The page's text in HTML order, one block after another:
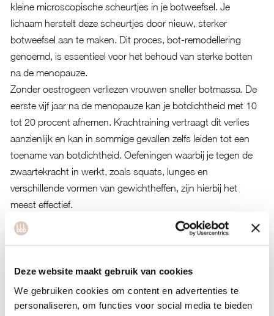
Deze website maakt gebruik van cookies
We gebruiken cookies om content en advertenties te
personaliseren, om functies voor social media te bieden
kleine microscopische scheurtjes in je botweefsel. Je
lichaam herstelt deze scheurtjes door nieuw, sterker
botweefsel aan te maken. Dit proces, bot-remodellering
genoemd, is essentieel voor het behoud van sterke botten
na de menopauze.
Zonder oestrogeen verliezen vrouwen sneller botmassa. De
eerste vijf jaar na de menopauze kan je botdichtheid met 10
tot 20 procent afnemen. Krachtraining vertraagt dit verlies
aanzienlijk en kan in sommige gevallen zelfs leiden tot een
toename van botdichtheid. Oefeningen waarbij je tegen de
zwaartekracht in werkt, zoals squats, lunges en
verschillende vormen van gewichtheffen, zijn hierbij het
meest effectief.
Voor je spiermassa geldt hetzelfde principe. Door
weerstandstraining geef je je lichaam de prikkel om
meerdere voordelen: je blijft sterker, je stofwisseling blijft
hoger, je bloedsuikerspiegel blijft stabieler en jerisico op
vallen en botbreukenvermindert. Sterke spieren